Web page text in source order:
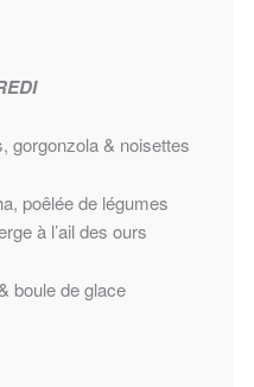
gorgonzola & noisettes
poêlée de légumes
à l’ail des ours
boule de glace